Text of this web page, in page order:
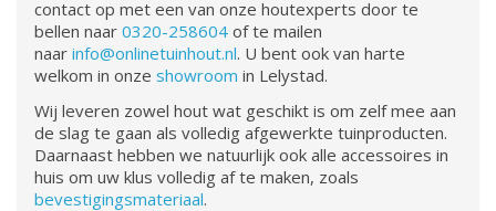
contact op met een van onze houtexperts door te
bellen naar 0320-258604 of te mailen
naar info@onlinetuinhout.nl. U bent ook van harte
welkom in onze showroom in Lelystad.
Wij leveren zowel hout wat geschikt is om zelf mee aan
de slag te gaan als volledig afgewerkte tuinproducten.
Daarnaast hebben we natuurlijk ook alle accessoires in
huis om uw klus volledig af te maken, zoals
bevestigingsmateriaal.